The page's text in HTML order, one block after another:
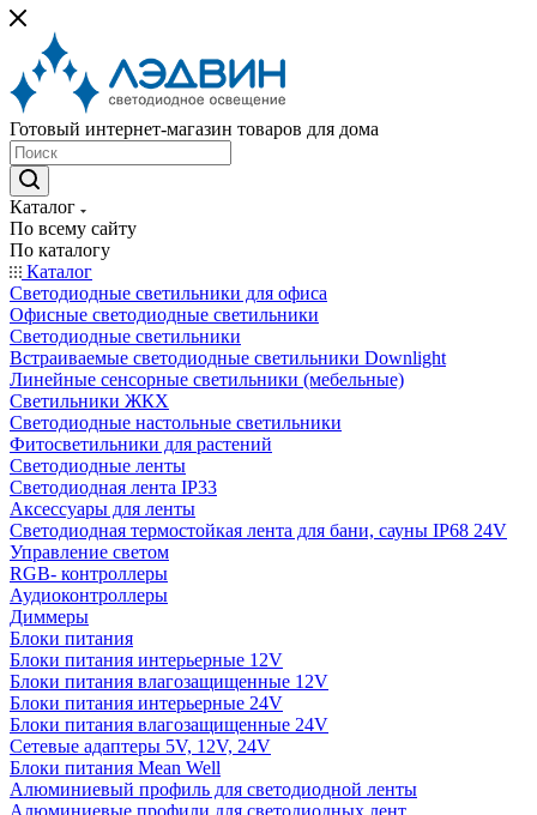
Готовый интернет-магазин товаров для дома
Каталог
По всему сайту
По каталогу
Каталог
Светодиодные светильники для офиса
Офисные светодиодные светильники
Светодиодные светильники
Встраиваемые светодиодные светильники Downlight
Линейные сенсорные светильники (мебельные)
Светильники ЖКХ
Светодиодные настольные светильники
Фитосветильники для растений
Светодиодные ленты
Светодиодная лента IP33
Аксессуары для ленты
Светодиодная термостойкая лента для бани, сауны IP68 24V
Управление светом
RGB- контроллеры
Аудиоконтроллеры
Диммеры
Блоки питания
Блоки питания интерьерные 12V
Блоки питания влагозащищенные 12V
Блоки питания интерьерные 24V
Блоки питания влагозащищенные 24V
Сетевые адаптеры 5V, 12V, 24V
Блоки питания Mean Well
Алюминиевый профиль для светодиодной ленты
Алюминиевые профили для светодиодных лент